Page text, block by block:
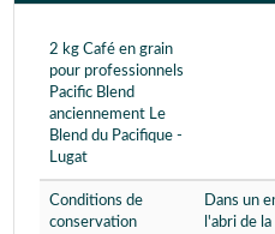
2 kg Café en grain
pour professionnels
Pacific Blend
anciennement Le
Blend du Pacifique -
Lugat
Conditions de
conservation
Dans un
l'abri de